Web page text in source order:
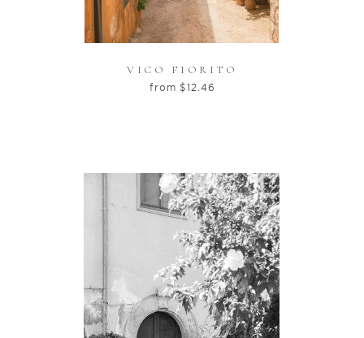
VICO FIORITO
from $12.46